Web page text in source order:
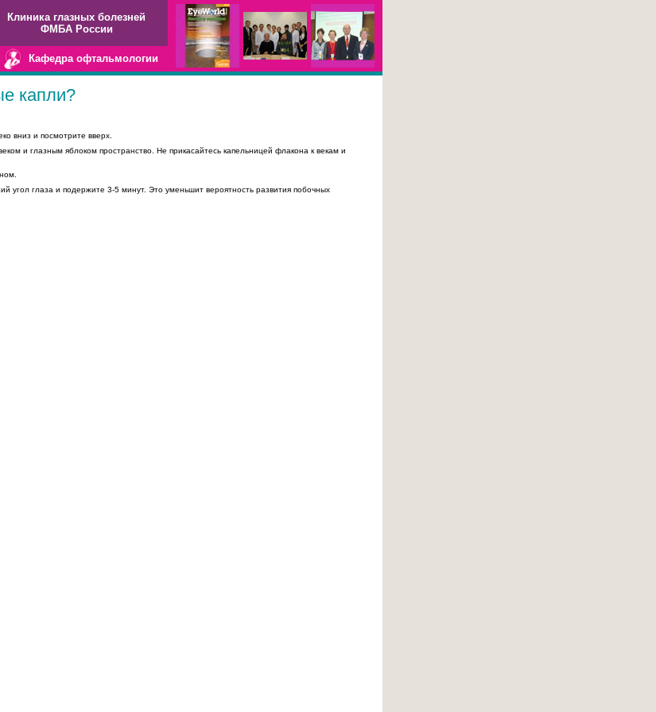
Клиника глазных болезней
ФМБА России
Кафедра офтальмологии
капли?
вниз и посмотрите вверх.
и глазным яблоком пространство. Не прикасайтесь капельницей флакона к векам и
угол глаза и подержите 3-5 минут. Это уменьшит вероятность развития побочных